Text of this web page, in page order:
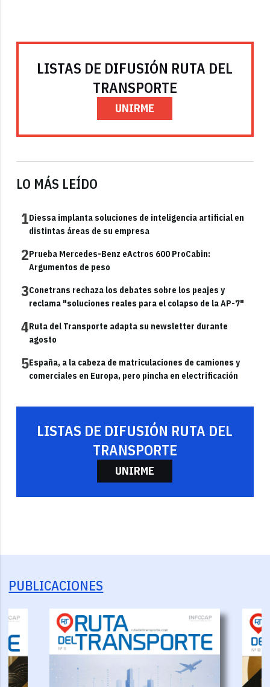
LISTAS DE DIFUSIÓN RUTA DEL
TRANSPORTE
UNIRME
LO MÁS LEÍDO
1Diessa implanta soluciones de inteligencia artificial en
distintas áreas de su empresa
2Prueba Mercedes-Benz eActros 600 ProCabin:
Argumentos de peso
3Conetrans rechaza los debates sobre los peajes y
reclama "soluciones reales para el colapso de la AP-7"
4Ruta del Transporte adapta su newsletter durante
agosto
5España, a la cabeza de matriculaciones de camiones y
comerciales en Europa, pero pincha en electrificación
LISTAS DE DIFUSIÓN RUTA DEL
TRANSPORTE
UNIRME
PUBLICACIONES